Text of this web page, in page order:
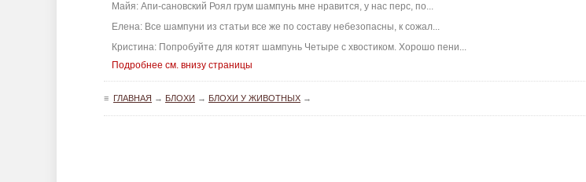
Майя: Апи-сановский Роял грум шампунь мне нравится, у нас перс, по...
Елена: Все шампуни из статьи все же по составу небезопасны, к сожал...
Кристина: Попробуйте для котят шампунь Четыре с хвостиком. Хорошо пени...
Подробнее см. внизу страницы
≡ ГЛАВНАЯ → БЛОХИ → БЛОХИ У ЖИВОТНЫХ →